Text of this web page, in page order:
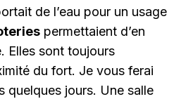
de l’eau pour un usage
permettaient d’en
Elles sont toujours
du fort. Je vous ferai
quelques jours. Une salle